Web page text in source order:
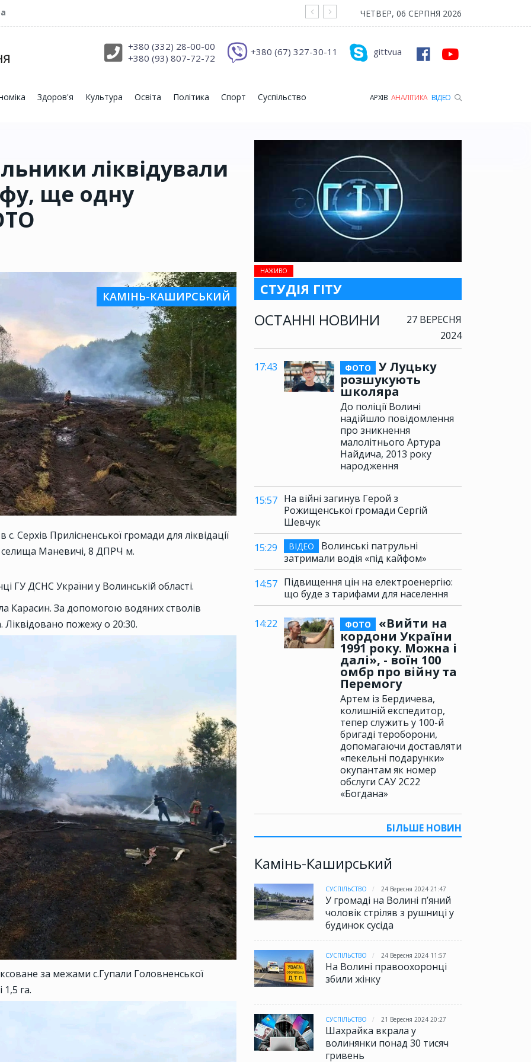
На війні загинув Герой з Рожищенської
ЧЕТВЕР, 06 СЕРПНЯ 2026
gittvua
+380 (67) 327-30-11
+380 (332) 28-00-00
+380 (93) 807-72-72
Здоров'я Культура Освіта Політика Спорт Суспільство АРХІВ АНАЛІТИКА ВІДЕО
НАЖИВО
СТУДІЯ ГІТУ
ОСТАННІ НОВИНИ
27 ВЕРЕСНЯ
2024
17:43 ФОТО
У Луцьку
розшукують
школяра
До поліції Волині
надійшло повідомлення
про зникнення
малолітнього Артура
Найдича, 2013 року
народження
15:57 На війні загинув Герой з
Рожищенської громади Сергій
Шевчук
15:29
ВІДЕО
Волинські патрульні
затримали водія «під кайфом»
14:57 Підвищення цін на електроенергію:
що буде з тарифами для населення
14:22 ФОТО
«Вийти на
кордони України
1991 року. Можна і
далі», - воїн 100
омбр про війну та
Перемогу
Артем із Бердичева,
колишній експедитор,
тепер служить у 100-й
бригаді тероборони,
допомагаючи доставляти
«пекельні подарунки»
окупантам як номер
обслуги САУ 2С22
«Богдана»
БІЛЬШЕ НОВИН
Камінь-Каширський
СУСПІЛЬСТВО 24 Вересня 2024 21:47
У громаді на Волині пʼяний
чоловік стріляв з рушниці у
будинок сусіда
СУСПІЛЬСТВО 24 Вересня 2024 11:57
На Волині правоохоронці
збили жінку
СУСПІЛЬСТВО 21 Вересня 2024 20:27
Шахрайка вкрала у
волинянки понад 30 тисяч
гривень
ліквідували
ще одну
КАМІНЬ-КАШИРСЬКИЙ
Серхів Прилісненської громади для ліквідації
селища Маневичі, 8 ДПРЧ м.
ГУ ДСНС України у Волинській області.
Карасин. За допомогою водяних стволів
Ліквідовано пожежу о 20:30.
за межами с.Гупали Головненської
га.